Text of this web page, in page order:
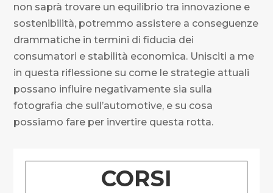
non saprà trovare un equilibrio tra innovazione e
sostenibilità, potremmo assistere a conseguenze
drammatiche in termini di fiducia dei
consumatori e stabilità economica. Unisciti a me
in questa riflessione su come le strategie attuali
possano influire negativamente sia sulla
fotografia che sull’automotive, e su cosa
possiamo fare per invertire questa rotta.
CORSI